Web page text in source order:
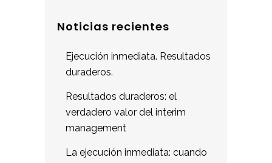
Noticias recientes
Ejecución inmediata. Resultados
duraderos.
Resultados duraderos: el
verdadero valor del interim
management
La ejecución inmediata: cuando